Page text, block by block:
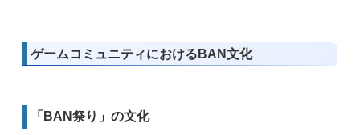
ゲームコミュニティにおけるBAN文化
「BAN祭り」の文化